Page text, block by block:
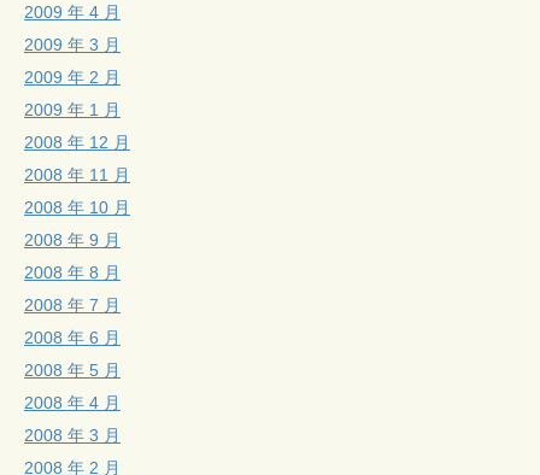
2009 年 4 月
2009 年 3 月
2009 年 2 月
2009 年 1 月
2008 年 12 月
2008 年 11 月
2008 年 10 月
2008 年 9 月
2008 年 8 月
2008 年 7 月
2008 年 6 月
2008 年 5 月
2008 年 4 月
2008 年 3 月
2008 年 2 月